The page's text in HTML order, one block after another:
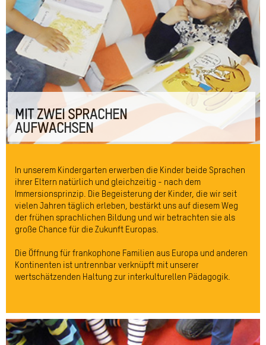
MIT ZWEI SPRACHEN
AUFWACHSEN
In unserem Kindergarten erwerben die Kinder beide Sprachen
ihrer Eltern natürlich und gleichzeitig - nach dem
Immersionsprinzip. Die Begeisterung der Kinder, die wir seit
vielen Jahren täglich erleben, bestärkt uns auf diesem Weg
der frühen sprachlichen Bildung und wir betrachten sie als
große Chance für die Zukunft Europas.
Die Öffnung für frankophone Familien aus Europa und anderen
Kontinenten ist untrennbar verknüpft mit unserer
wertschätzenden Haltung zur interkulturellen Pädagogik.